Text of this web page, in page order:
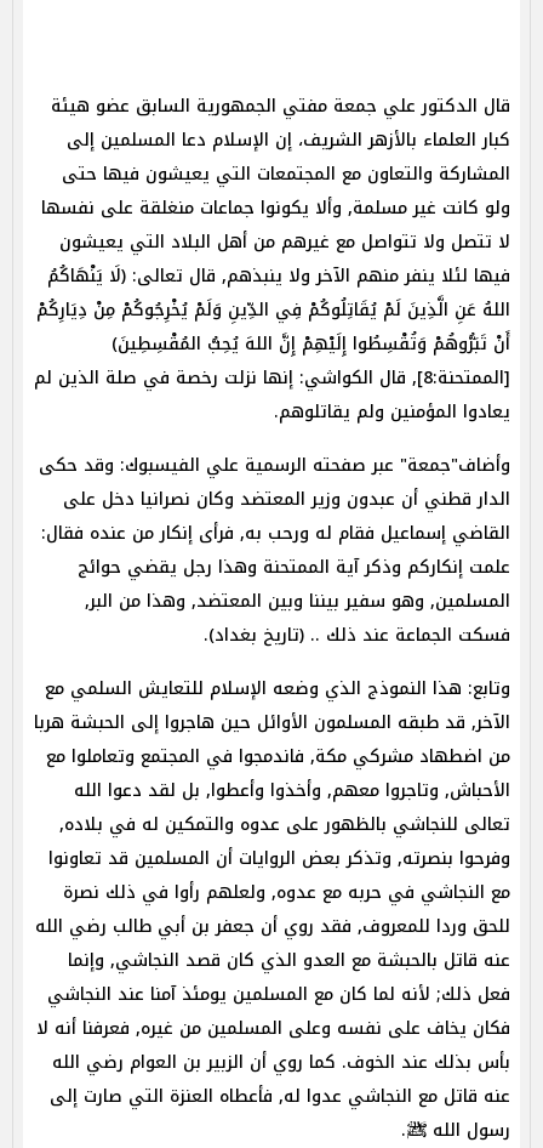
قال الدكتور علي جمعة مفتي الجمهورية السابق عضو هيئة
كبار العلماء بالأزهر الشريف، إن الإسلام دعا المسلمين إلى
المشاركة والتعاون مع المجتمعات التي يعيشون فيها‏ حتى
ولو كانت غير مسلمة‏,‏ وألا يكونوا جماعات منغلقة على نفسها
لا تتصل ولا تتواصل مع غيرهم من أهل البلاد التي يعيشون
فيها لئلا ينفر منهم الآخر ولا ينبذهم‏,‏ قال تعالى‏: (لَا يَنْهَاكُمُ
اللهُ عَنِ الَّذِينَ لَمْ يُقَاتِلُوكُمْ فِي الدِّينِ وَلَمْ يُخْرِجُوكُمْ مِنْ دِيَارِكُمْ
أَنْ تَبَرُّوهُمْ وَتُقْسِطُوا إِلَيْهِمْ إِنَّ اللهَ يُحِبُّ المُقْسِطِينَ)
[الممتحنة:8],‏ قال الكواشي‏:‏ إنها نزلت رخصة في صلة الذين لم
يعادوا المؤمنين ولم يقاتلوهم.
وأضاف"جمعة" عبر صفحته الرسمية علي الفيسبوك: وقد حكى
الدار قطني أن عبدون وزير المعتضد وكان نصرانيا دخل على
القاضي إسماعيل فقام له ورحب به‏,‏ فرأى إنكار من عنده فقال‏:
‏علمت إنكاركم وذكر آية الممتحنة وهذا رجل يقضي حوائج
المسلمين‏,‏ وهو سفير بيننا وبين المعتضد‏,‏ وهذا من البر‏,‏
فسكت الجماعة عند ذلك .. (‏تاريخ بغداد)‏.
وتابع: هذا النموذج الذي وضعه الإسلام للتعايش السلمي مع
الآخر‏,‏ قد طبقه المسلمون الأوائل حين هاجروا إلى الحبشة هربا
من اضطهاد مشركي مكة‏,‏ فاندمجوا في المجتمع وتعاملوا مع
الأحباش‏,‏ وتاجروا معهم‏,‏ وأخذوا وأعطوا‏,‏ بل لقد دعوا الله
تعالى للنجاشي بالظهور على عدوه والتمكين له في بلاده‏,‏
وفرحوا بنصرته‏,‏ وتذكر بعض الروايات أن المسلمين قد تعاونوا
مع النجاشي في حربه مع عدوه‏,‏ ولعلهم رأوا في ذلك نصرة
للحق وردا للمعروف‏,‏ فقد روي أن جعفر بن أبي طالب رضي الله
عنه قاتل بالحبشة مع العدو الذي كان قصد النجاشي‏,‏ وإنما
فعل ذلك‏;‏ لأنه لما كان مع المسلمين يومئذ آمنا عند النجاشي
فكان يخاف على نفسه وعلى المسلمين من غيره‏,‏ فعرفنا أنه لا
بأس بذلك عند الخوف.‏ كما روي أن الزبير بن العوام رضي الله
عنه قاتل مع النجاشي عدوا له‏,‏ فأعطاه العنزة التي صارت إلى
رسول الله ﷺ.